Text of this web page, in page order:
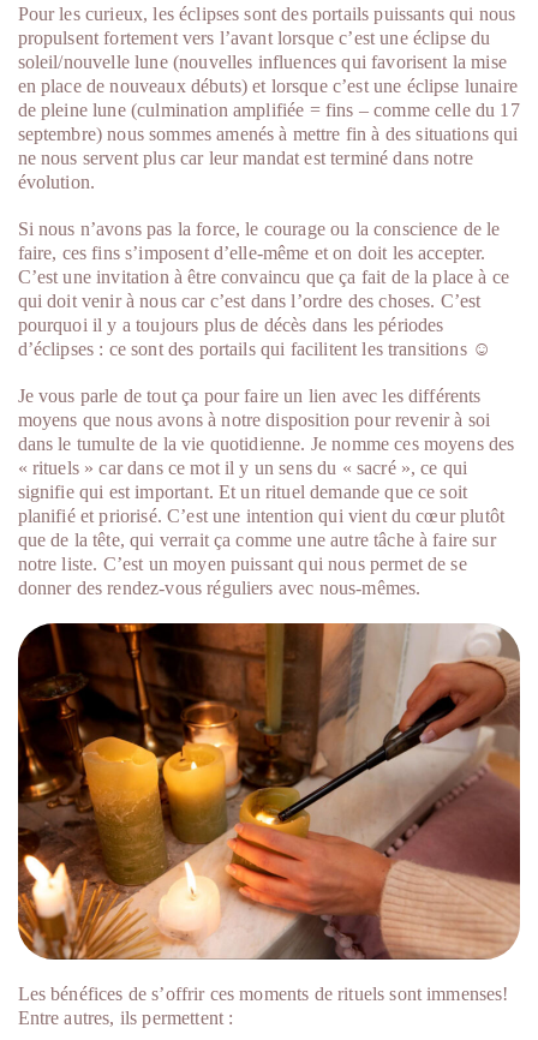
Pour les curieux, les éclipses sont des portails puissants qui nous
propulsent fortement vers l’avant lorsque c’est une éclipse du
soleil/nouvelle lune (nouvelles influences qui favorisent la mise
en place de nouveaux débuts) et lorsque c’est une éclipse lunaire
de pleine lune (culmination amplifiée = fins – comme celle du 17
septembre) nous sommes amenés à mettre fin à des situations qui
ne nous servent plus car leur mandat est terminé dans notre
évolution.
Si nous n’avons pas la force, le courage ou la conscience de le
faire, ces fins s’imposent d’elle-même et on doit les accepter.
C’est une invitation à être convaincu que ça fait de la place à ce
qui doit venir à nous car c’est dans l’ordre des choses. C’est
pourquoi il y a toujours plus de décès dans les périodes
d’éclipses : ce sont des portails qui facilitent les transitions ☺
Je vous parle de tout ça pour faire un lien avec les différents
moyens que nous avons à notre disposition pour revenir à soi
dans le tumulte de la vie quotidienne. Je nomme ces moyens des
« rituels » car dans ce mot il y un sens du « sacré », ce qui
signifie qui est important. Et un rituel demande que ce soit
planifié et priorisé. C’est une intention qui vient du cœur plutôt
que de la tête, qui verrait ça comme une autre tâche à faire sur
notre liste. C’est un moyen puissant qui nous permet de se
donner des rendez-vous réguliers avec nous-mêmes.
Les bénéfices de s’offrir ces moments de rituels sont immenses!
Entre autres, ils permettent :